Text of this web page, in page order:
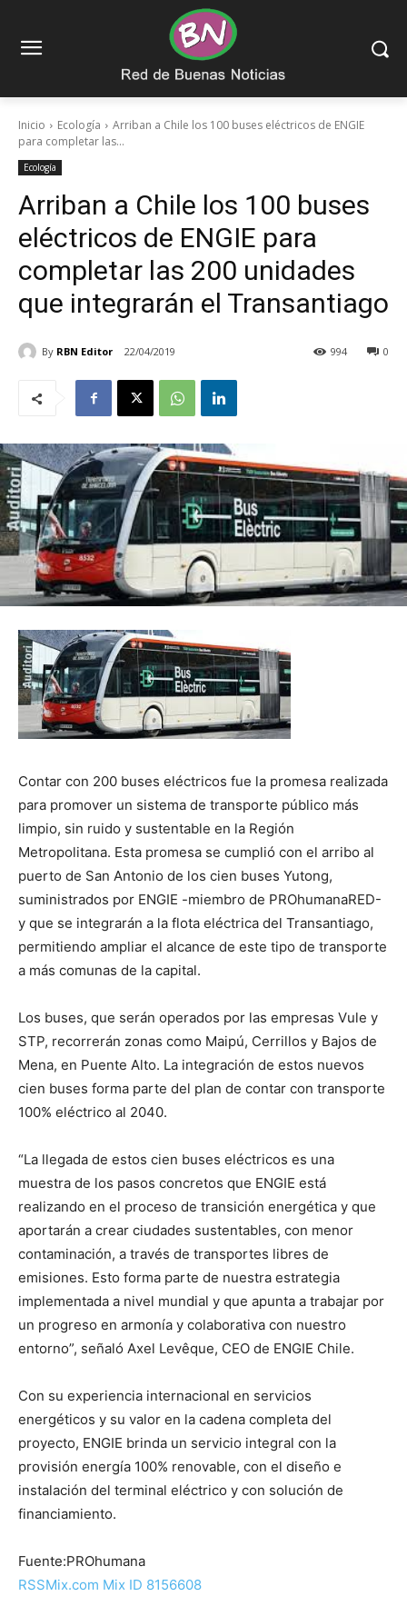
Inicio Ecología
Arriban a Chile los 100 buses eléctricos de ENGIE
para completar las...
Ecología
Arriban a Chile los 100 buses
eléctricos de ENGIE para
completar las 200 unidades
que integrarán el Transantiago
By RBN Editor 22/04/2019 0
994
Contar con 200 buses eléctricos fue la promesa realizada
para promover un sistema de transporte público más
limpio, sin ruido y sustentable en la Región
Metropolitana. Esta promesa se cumplió con el arribo al
puerto de San Antonio de los cien buses Yutong,
suministrados por ENGIE -miembro de PROhumanaRED-
y que se integrarán a la flota eléctrica del Transantiago,
permitiendo ampliar el alcance de este tipo de transporte
a más comunas de la capital.
Los buses, que serán operados por las empresas Vule y
STP, recorrerán zonas como Maipú, Cerrillos y Bajos de
Mena, en Puente Alto. La integración de estos nuevos
cien buses forma parte del plan de contar con transporte
100% eléctrico al 2040.
“La llegada de estos cien buses eléctricos es una
muestra de los pasos concretos que ENGIE está
realizando en el proceso de transición energética y que
aportarán a crear ciudades sustentables, con menor
contaminación, a través de transportes libres de
emisiones. Esto forma parte de nuestra estrategia
implementada a nivel mundial y que apunta a trabajar por
un progreso en armonía y colaborativa con nuestro
entorno”, señaló Axel Levêque, CEO de ENGIE Chile.
Con su experiencia internacional en servicios
energéticos y su valor en la cadena completa del
proyecto, ENGIE brinda un servicio integral con la
provisión energía 100% renovable, con el diseño e
instalación del terminal eléctrico y con solución de
financiamiento.
Fuente:PROhumana
RSSMix.com Mix ID 8156608